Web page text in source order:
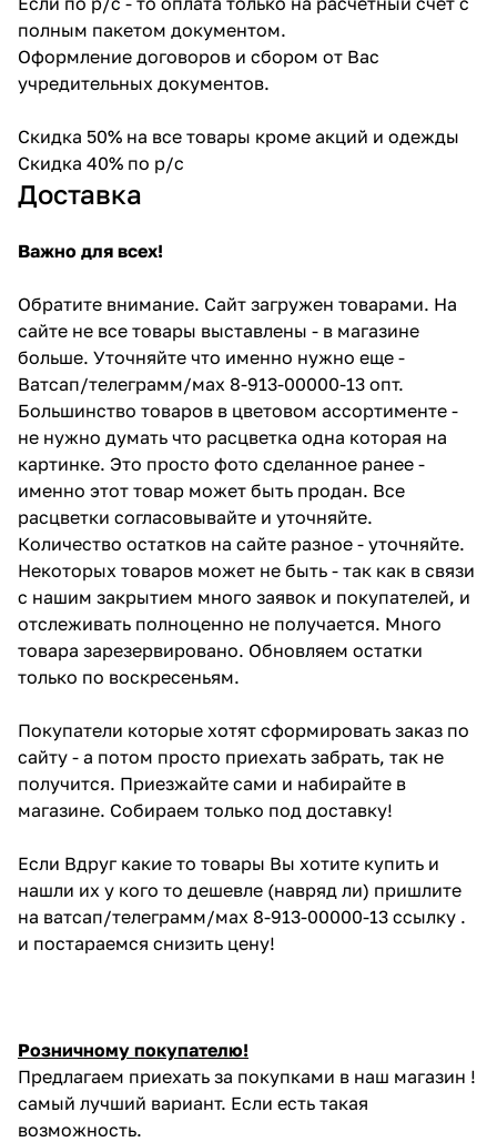
полным пакетом документом.
Оформление договоров и сбором от Вас
учредительных документов.
Скидка 50% на все товары кроме акций и одежды
Скидка 40% по р/с
Доставка
Важно для всех!
Обратите внимание. Сайт загружен товарами. На
сайте не все товары выставлены - в магазине
больше. Уточняйте что именно нужно еще -
Ватсап/телеграмм/мах 8-913-00000-13 опт.
Большинство товаров в цветовом ассортименте -
не нужно думать что расцветка одна которая на
картинке. Это просто фото сделанное ранее -
именно этот товар может быть продан. Все
расцветки согласовывайте и уточняйте.
Количество остатков на сайте разное - уточняйте.
Некоторых товаров может не быть - так как в связи
с нашим закрытием много заявок и покупателей, и
отслеживать полноценно не получается. Много
товара зарезервировано. Обновляем остатки
только по воскресеньям.
Покупатели которые хотят сформировать заказ по
сайту - а потом просто приехать забрать, так не
получится. Приезжайте сами и набирайте в
магазине. Собираем только под доставку!
Если Вдруг какие то товары Вы хотите купить и
нашли их у кого то дешевле (навряд ли) пришлите
на ватсап/телеграмм/мах 8-913-00000-13 ссылку .
и постараемся снизить цену!
Розничному покупателю!
Предлагаем приехать за покупками в наш магазин !
самый лучший вариант. Если есть такая
возможность.